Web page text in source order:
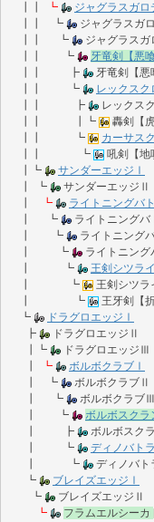
┗
ジャグラスガロ
┃┃ ┗
ジャグラスガ
┃┃ ┗
ジャグラス
┃┃ ┗
牙竜剣【悪
┃┃ ┣
牙竜剣【悪
┃┃ ┗
レックスク
┃┃ ┣
レックス
┃┃ ┃┗
轟剣【
┃┃ ┗
カーサス
┃┃ ┗
吼剣【地
┃┗
サンダーエッジⅠ
┃ ┗
サンダーエッジⅡ
┗
ライトニングバ
┃ ┗
ライトニング
┃ ┗
ライトニング
┃ ┗
ライトニン
┃ ┗
王剣シツライ
┃ ┗
王剣シツラ
┃ ┗
王牙剣【
┗
ドラグロエッジⅠ
┣
ドラグロエッジⅡ
┃┗
ドラグロエッジⅢ
┗
ボルボクラブⅠ
┃ ┗
ボルボクラブⅡ
┃ ┗
ボルボクラブⅢ
┃ ┗
ボルボスクラ
┃ ┣
ボルボスク
┃ ┗
ディノバト
┃ ┗
ディノバト
┗
ブレイズエッジⅠ
┗
ブレイズエッジⅡ
┗
フラムエルシーカ